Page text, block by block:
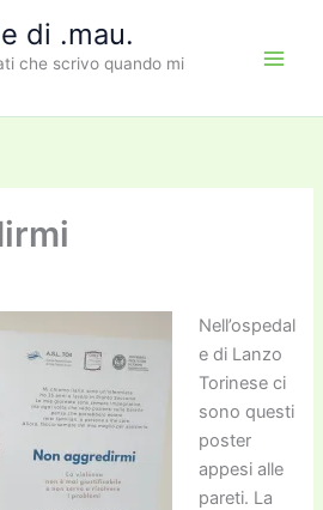
di .mau.
che scrivo quando mi
Nell’ospedal
e di Lanzo
Torinese ci
sono questi
poster
appesi alle
pareti. La